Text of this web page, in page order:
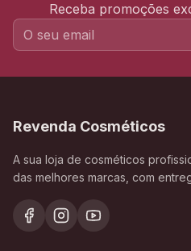
Receba promoções
Revenda Cosméticos
A sua loja de cosméticos
das melhores marcas, com